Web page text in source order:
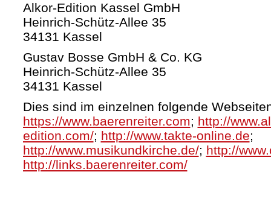
Alkor-Edition Kassel GmbH
Heinrich-Schütz-Allee 35
34131 Kassel
Gustav Bosse GmbH & Co. KG
Heinrich-Schütz-Allee 35
34131 Kassel
Dies sind im einzelnen folgende
https://www.baerenreiter.com; http://
edition.com/; http://www.takte-online.de;
http://www.musikundkirche.de/; http://
http://links.baerenreiter.com/